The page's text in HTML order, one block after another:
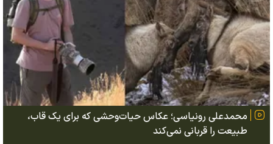
محمدعلی رونیاسی؛ عکاس حیات‌وحشی که برای یک قاب،
طبیعت را قربانی نمی‌کند